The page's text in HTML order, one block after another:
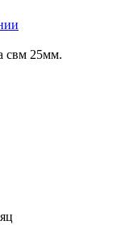
свм 25мм.